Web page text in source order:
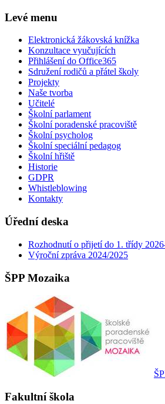
Levé menu
Elektronická žákovská knížka
Konzultace vyučujících
Přihlášení do Office365
Sdružení rodičů a přátel školy
Projekty
Naše tvorba
Učitelé
Školní parlament
Školní poradenské pracoviště
Školní psycholog
Školní speciální pedagog
Školní hřiště
Historie
GDPR
Whistleblowing
Kontakty
Úřední deska
Rozhodnutí o přijetí do 1. třídy
Výroční zpráva 2024/2025
ŠPP Mozaika
Fakultní škola